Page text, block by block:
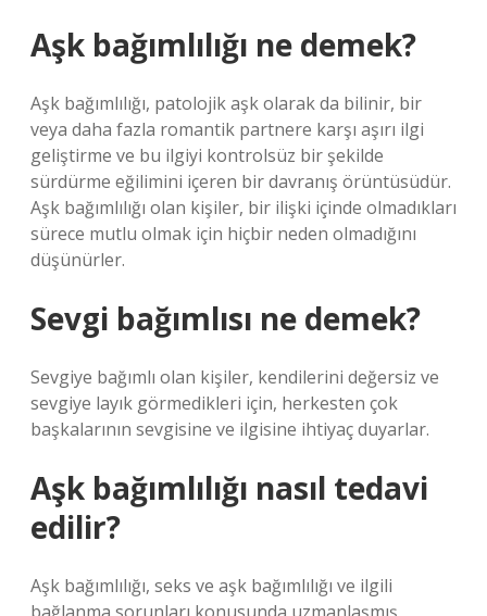
Aşk bağımlılığı ne demek?
Aşk bağımlılığı, patolojik aşk olarak da bilinir, bir
veya daha fazla romantik partnere karşı aşırı ilgi
geliştirme ve bu ilgiyi kontrolsüz bir şekilde
sürdürme eğilimini içeren bir davranış örüntüsüdür.
Aşk bağımlılığı olan kişiler, bir ilişki içinde olmadıkları
sürece mutlu olmak için hiçbir neden olmadığını
düşünürler.
Sevgi bağımlısı ne demek?
Sevgiye bağımlı olan kişiler, kendilerini değersiz ve
sevgiye layık görmedikleri için, herkesten çok
başkalarının sevgisine ve ilgisine ihtiyaç duyarlar.
Aşk bağımlılığı nasıl tedavi
edilir?
Aşk bağımlılığı, seks ve aşk bağımlılığı ve ilgili